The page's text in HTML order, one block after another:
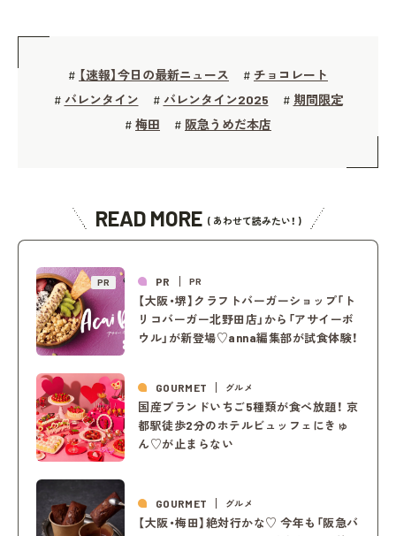
# 【速報】今日の最新ニュース # チョコレート
# バレンタイン # バレンタイン2025 # 期間限定
# 梅田 # 阪急うめだ本店
READ MORE ( あわせて読みたい！ )
PR PR PR
【大阪・堺】クラフトバーガーショップ「ト
リコバーガー北野田店」から「アサイーボ
ウル」が新登場♡anna編集部が試食体験！
GOURMET グルメ
国産ブランドいちご5種類が食べ放題！ 京
都駅徒歩2分のホテルビュッフェにきゅ
ん♡が止まらない
GOURMET グルメ
【大阪・梅田】絶対行かな♡ 今年も「阪急バ